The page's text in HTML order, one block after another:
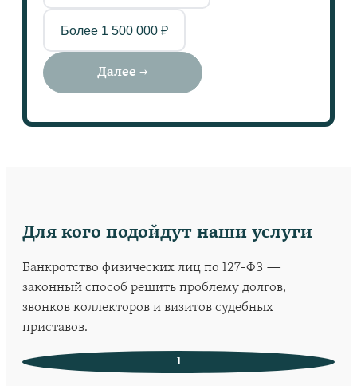
Более 1 500 000 ₽
Далее →
Для кого подойдут наши услуги
Банкротство физических лиц по 127-ФЗ —
законный способ решить проблему долгов,
звонков коллекторов и визитов судебных
приставов.
1